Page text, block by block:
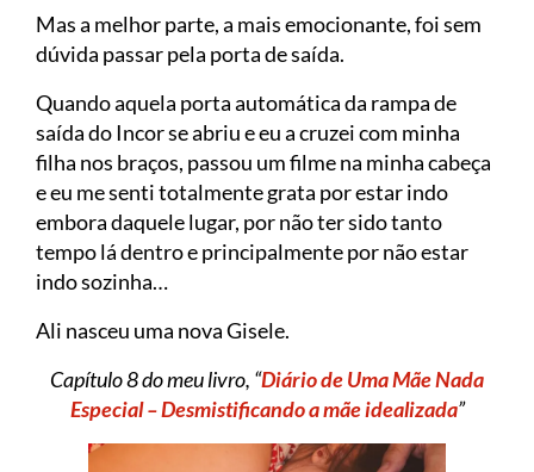
Mas a melhor parte, a mais emocionante, foi sem
dúvida passar pela porta de saída.
Quando aquela porta automática da rampa de
saída do Incor se abriu e eu a cruzei com minha
filha nos braços, passou um filme na minha cabeça
e eu me senti totalmente grata por estar indo
embora daquele lugar, por não ter sido tanto
tempo lá dentro e principalmente por não estar
indo sozinha…
Ali nasceu uma nova Gisele.
Capítulo 8 do meu livro, “Diário de Uma Mãe Nada
Especial – Desmistificando a mãe idealizada”